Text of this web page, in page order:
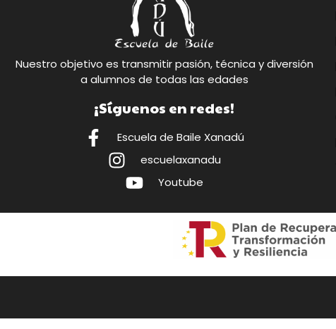
Nuestro objetivo es transmitir pasión, técnica y diversión
a alumnos de todas las edades
¡Síguenos en redes!
Escuela de Baile Xanadú
escuelaxanadu
Youtube